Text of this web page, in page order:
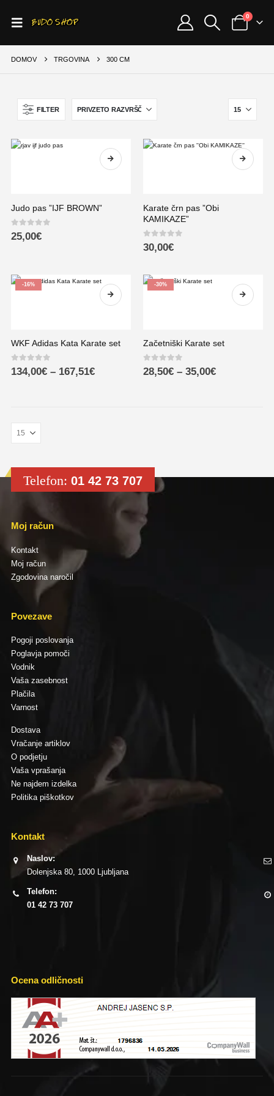
0
DOMOV TRGOVINA 300 CM
FILTER
Judo pas ”IJF BROWN”
0out of 5
25,00€
Karate črn pas ”Obi
KAMIKAZE”
0out of 5
30,00€
-16%
WKF Adidas Kata Karate set
0out of 5
134,00€ – 167,51€
-30%
Začetniški Karate set
0out of 5
28,50€ – 35,00€
Telefon: 01 42 73 707
Moj račun
Kontakt
Moj račun
Zgodovina naročil
Povezave
Pogoji poslovanja
Poglavja pomoči
Vodnik
Vaša zasebnost
Plačila
Varnost
Dostava
Vračanje artiklov
O podjetju
Vaša vprašanja
Ne najdem izdelka
Politika piškotkov
Kontakt
Naslov:
Dolenjska 80, 1000 Ljubljana
Telefon:
01 42 73 707
Ocena odličnosti